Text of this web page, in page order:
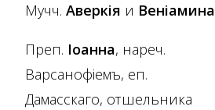
Мучч. Аверкія и Веніамина
Преп. Іоанна, нареч.
Варсанофіемъ, еп.
Дамасскаго, отшельника